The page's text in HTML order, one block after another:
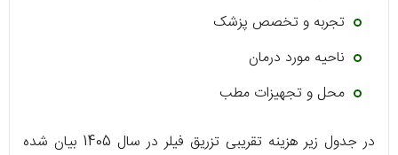
تجربه و تخصص پزشک
ناحیه مورد درمان
محل و تجهیزات مطب
در جدول زیر هزینه تقریبی تزریق فیلر در سال 1405 بیان شده